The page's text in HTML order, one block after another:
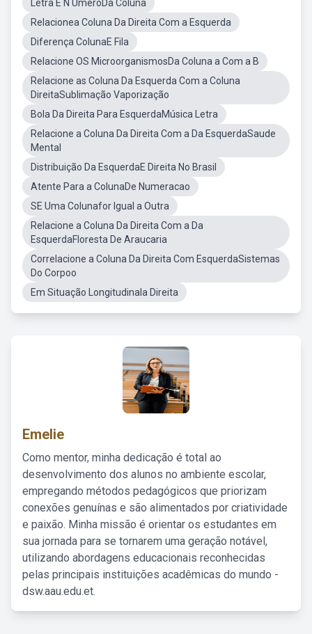
Letra E N UmeroDa Coluna
Relacionea Coluna Da Direita Com a Esquerda
Diferença ColunaE Fila
Relacione OS MicroorganismosDa Coluna a Com a B
Relacione as Coluna Da Esquerda Com a Coluna
DireitaSublimação Vaporização
Bola Da Direita Para EsquerdaMúsica Letra
Relacione a Coluna Da Direita Com a Da EsquerdaSaude
Mental
Distribuição Da EsquerdaE Direita No Brasil
Atente Para a ColunaDe Numeracao
SE Uma Colunafor Igual a Outra
Relacione a Coluna Da Direita Com a Da
EsquerdaFloresta De Araucaria
Correlacione a Coluna Da Direita Com EsquerdaSistemas
Do Corpoo
Em Situação Longitudinala Direita
Emelie
Como mentor, minha dedicação é total ao
desenvolvimento dos alunos no ambiente escolar,
empregando métodos pedagógicos que priorizam
conexões genuínas e são alimentados por criatividade
e paixão. Minha missão é orientar os estudantes em
sua jornada para se tornarem uma geração notável,
utilizando abordagens educacionais reconhecidas
pelas principais instituições acadêmicas do mundo -
dsw.aau.edu.et.